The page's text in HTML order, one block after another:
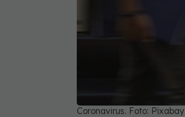
Coronavirus. Foto: Pixabay